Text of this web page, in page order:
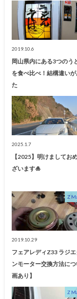
2019.10.6
岡山県内にある3つのう
を食べ比べ！結構違い
た
2025.1.7
【2025】明けましてお
ざいます🎍
Z
2019.10.29
フェアレディZ33 ラジ
ンモーター交換方法に
画あり】
Z